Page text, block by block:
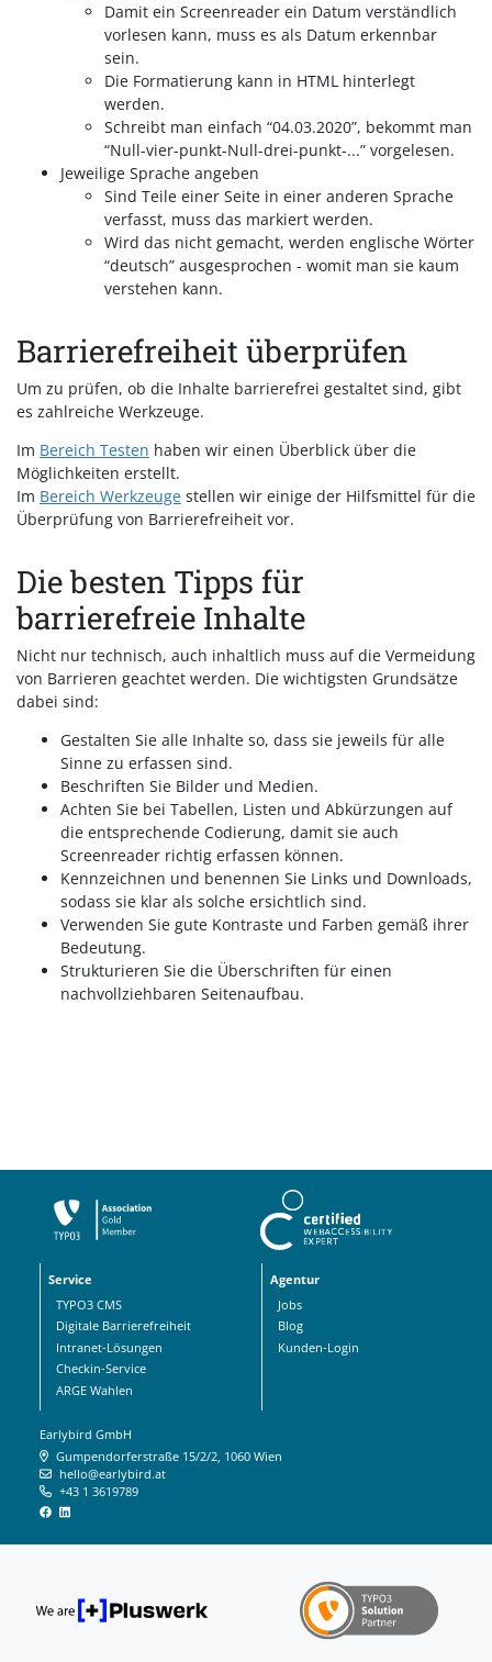
Damit ein Screenreader ein Datum verständlich
vorlesen kann, muss es als Datum erkennbar
sein.
Die Formatierung kann in HTML hinterlegt
werden.
Schreibt man einfach “04.03.2020”, bekommt man
“Null-vier-punkt-Null-drei-punkt-...” vorgelesen.
Jeweilige Sprache angeben
Sind Teile einer Seite in einer anderen Sprache
verfasst, muss das markiert werden.
Wird das nicht gemacht, werden englische Wörter
“deutsch” ausgesprochen - womit man sie kaum
verstehen kann.
Barrierefreiheit überprüfen
Um zu prüfen, ob die Inhalte barrierefrei gestaltet sind, gibt
es zahlreiche Werkzeuge.
Im Bereich Testen haben wir einen Überblick über die
Möglichkeiten erstellt.
Im Bereich Werkzeuge stellen wir einige der Hilfsmittel für die
Überprüfung von Barrierefreiheit vor.
Die besten Tipps für
barrierefreie Inhalte
Nicht nur technisch, auch inhaltlich muss auf die Vermeidung
von Barrieren geachtet werden. Die wichtigsten Grundsätze
dabei sind:
Gestalten Sie alle Inhalte so, dass sie jeweils für alle
Sinne zu erfassen sind.
Beschriften Sie Bilder und Medien.
Achten Sie bei Tabellen, Listen und Abkürzungen auf
die entsprechende Codierung, damit sie auch
Screenreader richtig erfassen können.
Kennzeichnen und benennen Sie Links und Downloads,
sodass sie klar als solche ersichtlich sind.
Verwenden Sie gute Kontraste und Farben gemäß ihrer
Bedeutung.
Strukturieren Sie die Überschriften für einen
nachvollziehbaren Seitenaufbau.
Service
TYPO3 CMS
Digitale Barrierefreiheit
Intranet-Lösungen
Checkin-Service
ARGE Wahlen
Agentur
Jobs
Blog
Kunden-Login
Earlybird GmbH
Gumpendorferstraße 15/2/2, 1060 Wien
hello@earlybird.at
+43 1 3619789
Earlybird auf Facebook
Earlybird auf LinkedIn
TYPO3 Solution Partner